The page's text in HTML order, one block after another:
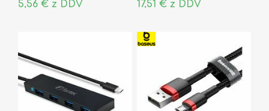
5,56 € z DDV 17,51 € z DDV